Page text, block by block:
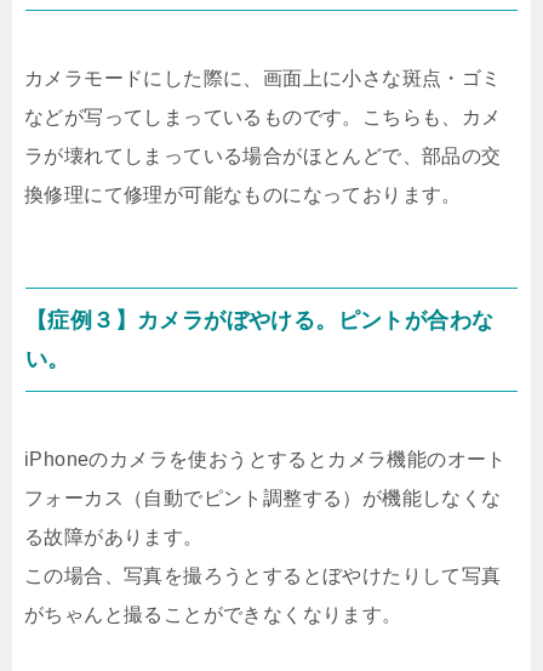
カメラモードにした際に、画面上に小さな斑点・ゴミ
などが写ってしまっているものです。こちらも、カメ
ラが壊れてしまっている場合がほとんどで、部品の交
換修理にて修理が可能なものになっております。
【症例３】カメラがぼやける。ピントが合わな
い。
iPhoneのカメラを使おうとするとカメラ機能のオート
フォーカス（自動でピント調整する）が機能しなくな
る故障があります。
この場合、写真を撮ろうとするとぼやけたりして写真
がちゃんと撮ることができなくなります。